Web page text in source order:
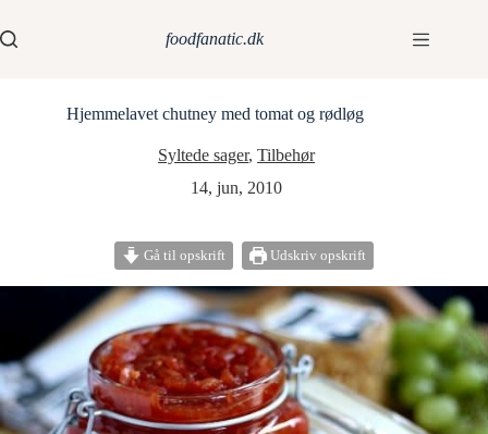
foodfanatic.dk
Hjemmelavet chutney med tomat og rødløg
Syltede sager,Tilbehør
14, jun, 2010
Gå til opskrift Udskriv opskrift